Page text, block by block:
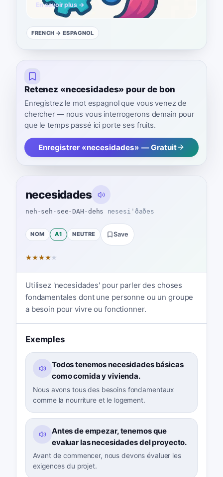
En savoir plus →
FRENCH → ESPAGNOL
Retenez «necesidades» pour de bon
Enregistrez le mot espagnol que vous venez de
chercher — nous vous interrogerons demain pour
que le temps passé ici porte ses fruits.
Enregistrer «necesidades» — Gratuit
necesidades
neh-seh-see-DAH-dehs nesesiˈðaðes
NOM A1 NEUTRE Save
★★★★★
Utilisez 'necesidades' pour parler des choses
fondamentales dont une personne ou un groupe
a besoin pour vivre ou fonctionner.
Exemples
Todos tenemos necesidades básicas
como comida y vivienda.
Nous avons tous des besoins fondamentaux
comme la nourriture et le logement.
Antes de empezar, tenemos que
evaluar las necesidades del proyecto.
Avant de commencer, nous devons évaluer les
exigences du projet.